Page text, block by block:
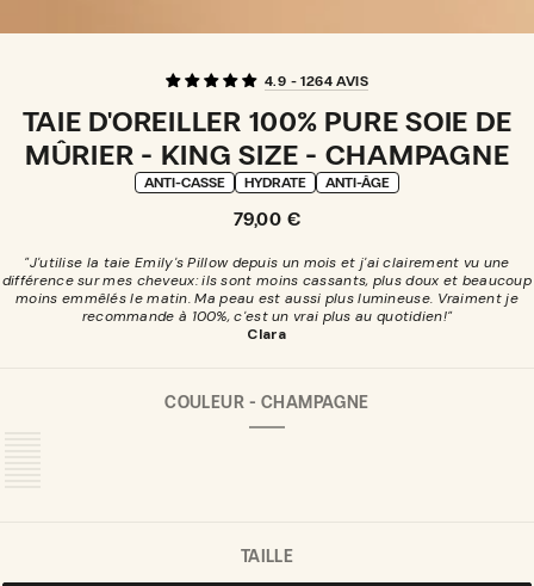
4.9 - 1264 AVIS
TAIE D'OREILLER 100% PURE SOIE DE
MÛRIER - KING SIZE - CHAMPAGNE
ANTI-CASSE HYDRATE ANTI-ÂGE
Prix
79,00 €
"J'utilise la taie Emily's Pillow depuis un mois et j'ai clairement vu une
différence sur mes cheveux: ils sont moins cassants, plus doux et beaucoup
moins emmêlés le matin. Ma peau est aussi plus lumineuse. Vraiment je
recommande à 100%, c'est un vrai plus au quotidien!"
Clara
COULEUR - CHAMPAGNE
TAILLE